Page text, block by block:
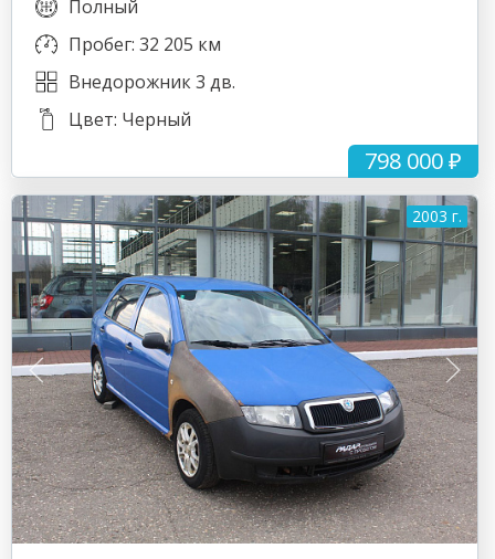
798 000 ₽
Полный
Пробег: 32 205 км
Внедорожник 3 дв.
Цвет: Черный
2003 г.